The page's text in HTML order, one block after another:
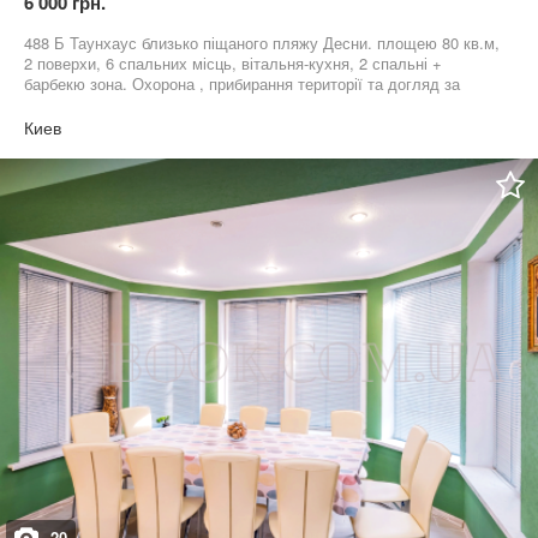
488 Б Таунхаус близько піщаного пляжу Десни. площею 80 кв.м,
2 поверхи, 6 спальних місць, вітальня-кухня, 2 спальні +
барбекю зона. Охорона , прибирання території та догляд за
електроенергію та прибирання будинку.
Киев